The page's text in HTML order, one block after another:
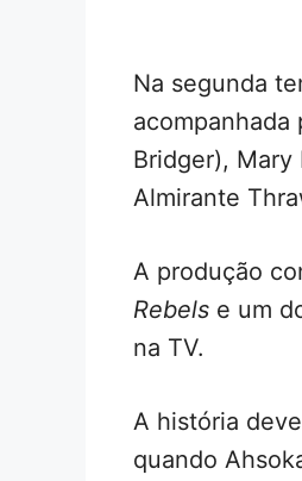
Na segunda
acompanhada
Bridger), Mary
Almirante
A produção
Rebels e um
na TV.
A história
quando